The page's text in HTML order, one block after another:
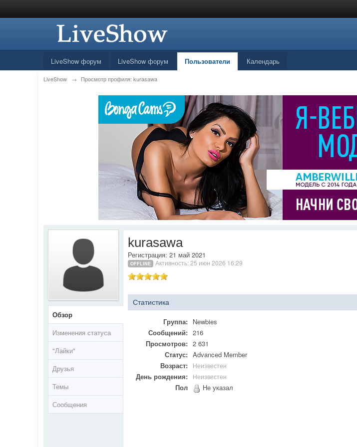
LiveShow форум LiveShow форум Пользователи Календарь
LiveShow → Просмотр профиля: kurasawa
Обзор
Изменения статуса
"Лайки"
Друзья
Темы
Сообщения
kurasawa
Регистрация: 21 май 2021
OFFLINE
Активность: 25 июн 2026 16:29
Статистика
Группа: Newbies
Сообщений: 216
Просмотров: 2 631
Статус: Advanced Member
Возраст:
Неизвестен
День рождения: Неизвестен
Пол Не указал